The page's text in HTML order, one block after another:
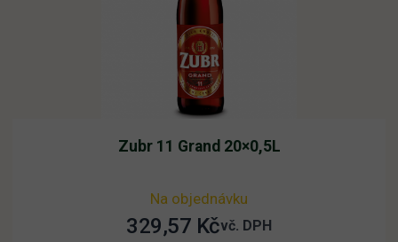
Zubr 11 Grand 20×0,5L
Na objednávku
329,57 Kčvč. DPH